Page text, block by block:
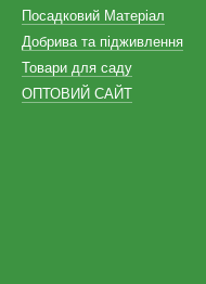
Посадковий Матеріал
Добрива та підживлення
Товари для саду
ОПТОВИЙ САЙТ